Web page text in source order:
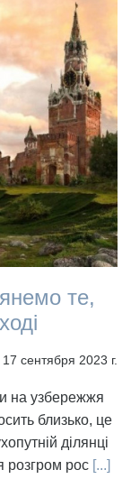
те,
17 сентября 2023 г.
на узбережжя
близько, це
ділянці
розгром рос [...]